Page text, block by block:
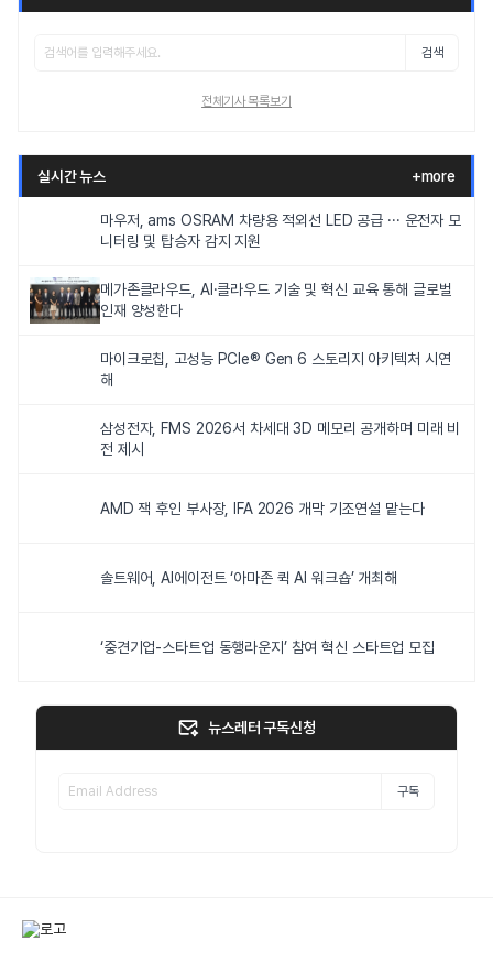
검색
전체기사 목록보기
실시간 뉴스 +more
마우저, ams OSRAM 차량용 적외선 LED 공급 ··· 운전자 모
니터링 및 탑승자 감지 지원
메가존클라우드, AI·클라우드 기술 및 혁신 교육 통해 글로벌
인재 양성한다
마이크로칩, 고성능 PCIe® Gen 6 스토리지 아키텍처 시연
해
삼성전자, FMS 2026서 차세대 3D 메모리 공개하며 미래 비
전 제시
AMD 잭 후인 부사장, IFA 2026 개막 기조연설 맡는다
솔트웨어, AI에이전트 ‘아마존 퀵 AI 워크숍’ 개최해
‘중견기업-스타트업 동행라운지’ 참여 혁신 스타트업 모집
뉴스레터 구독신청
구독